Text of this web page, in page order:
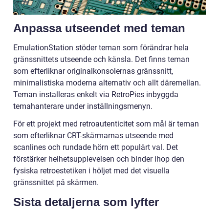
Anpassa utseendet med teman
EmulationStation stöder teman som förändrar hela
gränssnittets utseende och känsla. Det finns teman
som efterliknar originalkonsolernas gränssnitt,
minimalistiska moderna alternativ och allt däremellan.
Teman installeras enkelt via RetroPies inbyggda
temahanterare under inställningsmenyn.
För ett projekt med retroautenticitet som mål är teman
som efterliknar CRT-skärmarnas utseende med
scanlines och rundade hörn ett populärt val. Det
förstärker helhetsupplevelsen och binder ihop den
fysiska retroestetiken i höljet med det visuella
gränssnittet på skärmen.
Sista detaljerna som lyfter